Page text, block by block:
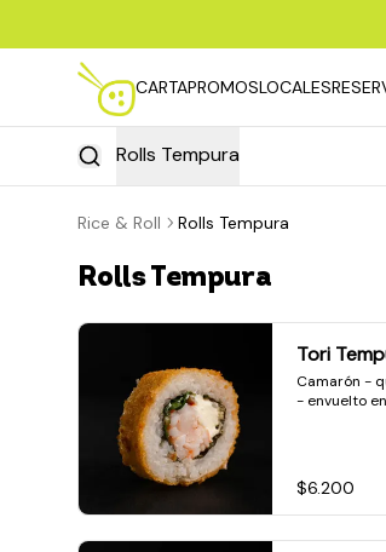
CARTAPROMOSLOCALES
Rolls Tempura
Rice & Roll Rolls Tempura
Rolls Tempura
Tori
Camarón -
- envuelto
$6.200